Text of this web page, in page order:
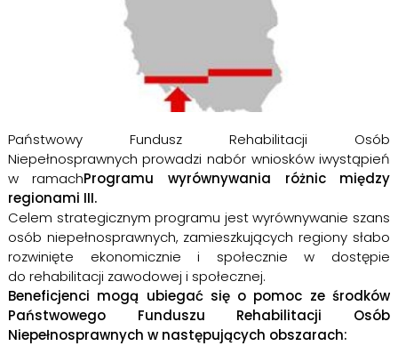
Państwowy Fundusz Rehabilitacji Osób
Niepełnosprawnych prowadzi nabór wniosków iwystąpień
w ramachProgramu wyrównywania różnic między
regionami III.
Celem strategicznym programu jest wyrównywanie szans
osób niepełnosprawnych, zamieszkujących regiony słabo
rozwinięte ekonomicznie i społecznie w dostępie
do rehabilitacji zawodowej i społecznej.
Beneficjenci mogą ubiegać się o pomoc ze środków
Państwowego Funduszu Rehabilitacji Osób
Niepełnosprawnych w następujących obszarach: